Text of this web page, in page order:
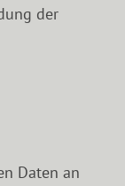
der
Daten an